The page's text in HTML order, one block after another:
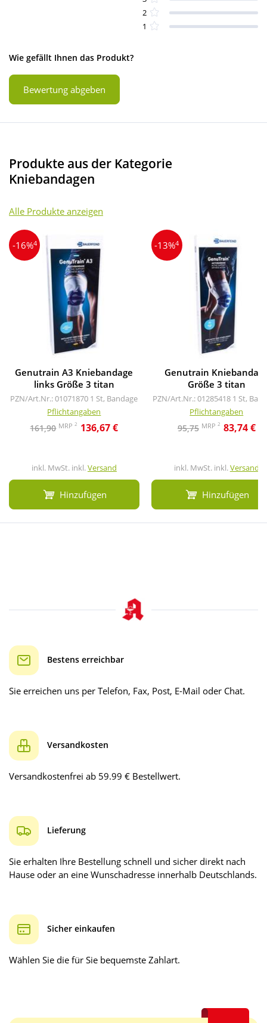
2
1
Wie gefällt Ihnen das Produkt?
Bewertung abgeben
Produkte aus der Kategorie
Kniebandagen
Alle Produkte anzeigen
-16%4
Genutrain A3 Kniebandage
links Größe 3 titan
PZN/Art.Nr.: 01071870 1 St, Bandage
Pflichtangaben
161,90 MRP2 136,67 €
inkl. MwSt. inkl.Versand
Hinzufügen
-13%4
Genutrain
Größe 3 titan
PZN/Art.Nr.: 01285418 1 St,
Pflichtangaben
95,75 MRP 2 83,74 €
inkl. MwSt. inkl.Versand
Hinzufügen
Bestens erreichbar
Sie erreichen uns per Telefon, Fax, Post, E-Mail oder Chat.
Versandkosten
Versandkostenfrei ab 59.99 € Bestellwert.
Lieferung
Sie erhalten Ihre Bestellung schnell und sicher direkt nach
Hause oder an eine Wunschadresse innerhalb Deutschlands.
Sicher einkaufen
Wählen Sie die für Sie bequemste Zahlart.